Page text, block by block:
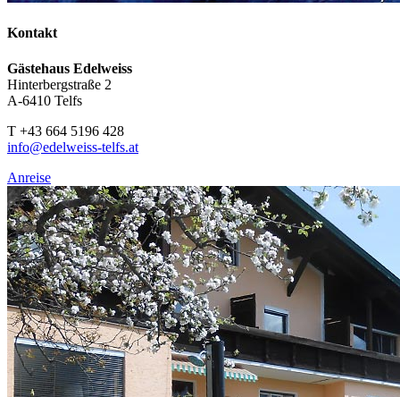
Kontakt
Gästehaus Edelweiss
Hinterbergstraße 2
A-6410 Telfs
T +43 664 5196 428
info@edelweiss-telfs.at
Anreise